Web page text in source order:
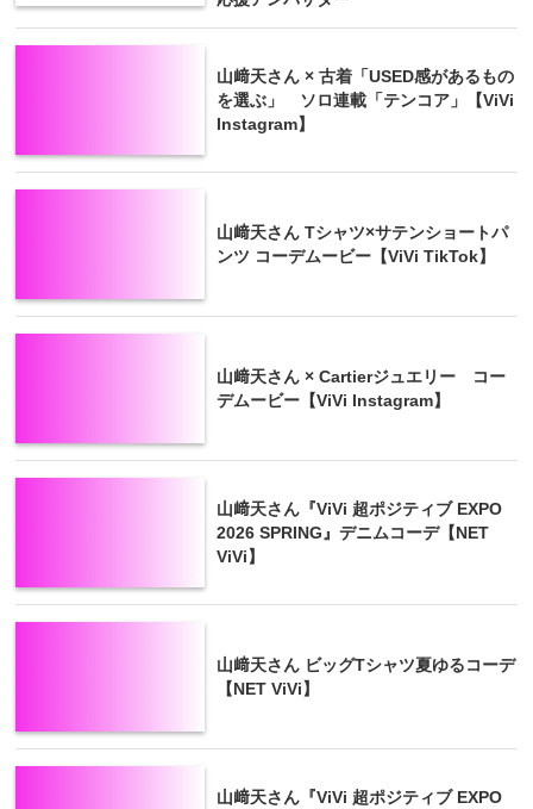
山﨑天さん × 古着「USED感があるもの
を選ぶ」 ソロ連載「テンコア」【ViVi
Instagram】
山﨑天さん Tシャツ×サテンショートパ
ンツ コーデムービー【ViVi TikTok】
山﨑天さん × Cartierジュエリー コー
デムービー【ViVi Instagram】
山﨑天さん『ViVi 超ポジティブ EXPO
2026 SPRING』デニムコーデ【NET
ViVi】
山﨑天さん ビッグTシャツ夏ゆるコーデ
【NET ViVi】
山﨑天さん『ViVi 超ポジティブ EXPO